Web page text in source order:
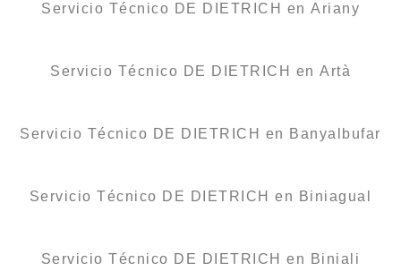
Servicio Técnico DE DIETRICH en Ariany
Servicio Técnico DE DIETRICH en Artà
Servicio Técnico DE DIETRICH en Banyalbufar
Servicio Técnico DE DIETRICH en Biniagual
Servicio Técnico DE DIETRICH en Biniali